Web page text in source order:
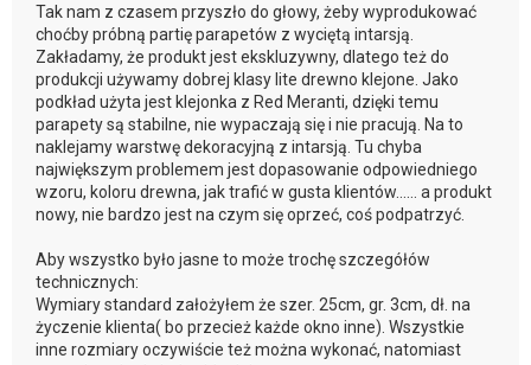
Tak nam z czasem przyszło do głowy, żeby wyprodukować
choćby próbną partię parapetów z wyciętą intarsją.
Zakładamy, że produkt jest ekskluzywny, dlatego też do
produkcji używamy dobrej klasy lite drewno klejone. Jako
podkład użyta jest klejonka z Red Meranti, dzięki temu
parapety są stabilne, nie wypaczają się i nie pracują. Na to
naklejamy warstwę dekoracyjną z intarsją. Tu chyba
największym problemem jest dopasowanie odpowiedniego
wzoru, koloru drewna, jak trafić w gusta klientów…… a produkt
nowy, nie bardzo jest na czym się oprzeć, coś podpatrzyć.
Aby wszystko było jasne to może trochę szczegółów
technicznych:
Wymiary standard założyłem że szer. 25cm, gr. 3cm, dł. na
życzenie klienta( bo przecież każde okno inne). Wszystkie
inne rozmiary oczywiście też można wykonać, natomiast